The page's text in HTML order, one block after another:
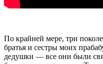
По крайней мере, три
братья и сестры моих
дедушки — все они были